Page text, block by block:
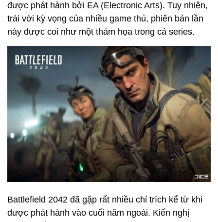
được phát hành bởi EA (Electronic Arts). Tuy nhiên,
trái với kỳ vọng của nhiều game thủ, phiên bản lần
này được coi như một thảm họa trong cả series.
Battlefield 2042 đã gặp rất nhiều chỉ trích kể từ khi
được phát hành vào cuối năm ngoái. Kiến nghị